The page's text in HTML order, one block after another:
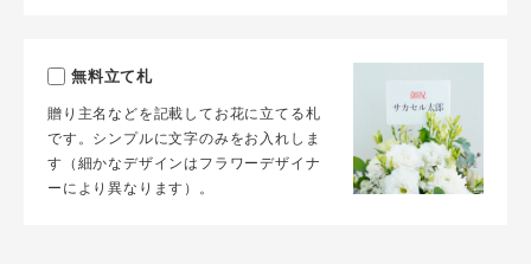
無料立て札
贈り主名などを記載してお花に立てる札
です。シンプルに文字のみをお入れしま
す（細かなデザインはフラワーデザイナ
ーにより異なります）。